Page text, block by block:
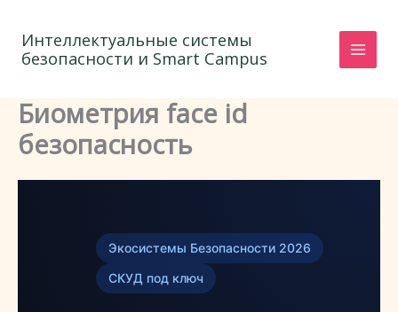
содержимому
Интеллектуальные системы
безопасности и Smart Campus
Биометрия face id
безопасность
Экосистемы Безопасности 2026
СКУД под ключ